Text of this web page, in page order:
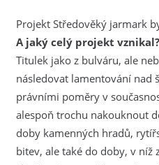
Projekt Středověký jarmark
A jaký celý projekt vznikal?
Titulek jako z bulváru, ale
následovat lamentování nad
právními poměry v
alespoň trochu nakouknout
doby kamenných hradů,
bitev, ale také do doby, v